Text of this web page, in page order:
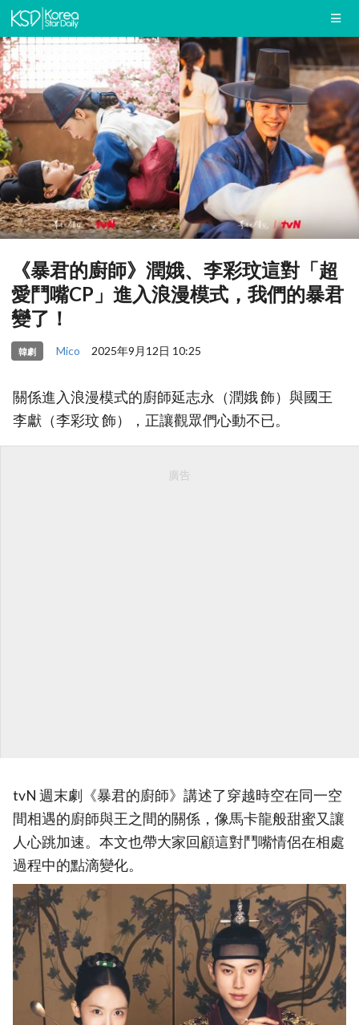
《暴君的廚師》潤娥、李彩玟這對「超
愛鬥嘴CP」進入浪漫模式，我們的暴君
變了！
韓劇 Mico 2025年9月12日 10:25
關係進入浪漫模式的廚師延志永（潤娥 飾）與國王
李獻（李彩玟 飾），正讓觀眾們心動不已。
廣告
tvN 週末劇《暴君的廚師》講述了穿越時空在同一空
間相遇的廚師與王之間的關係，像馬卡龍般甜蜜又讓
人心跳加速。本文也帶大家回顧這對鬥嘴情侶在相處
過程中的點滴變化。